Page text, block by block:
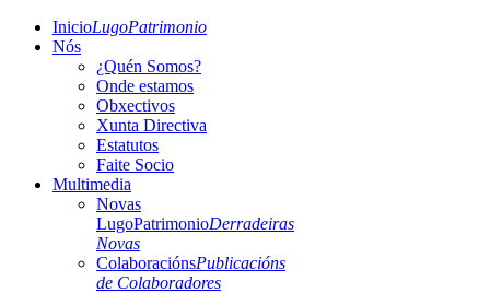
InicioLugoPatrimonio
Nós
¿Quén Somos?
Onde estamos
Obxectivos
Xunta Directiva
Estatutos
Faite Socio
Multimedia
Novas
LugoPatrimonioDerradeiras
Novas
ColaboraciónsPublicacións
de Colaboradores